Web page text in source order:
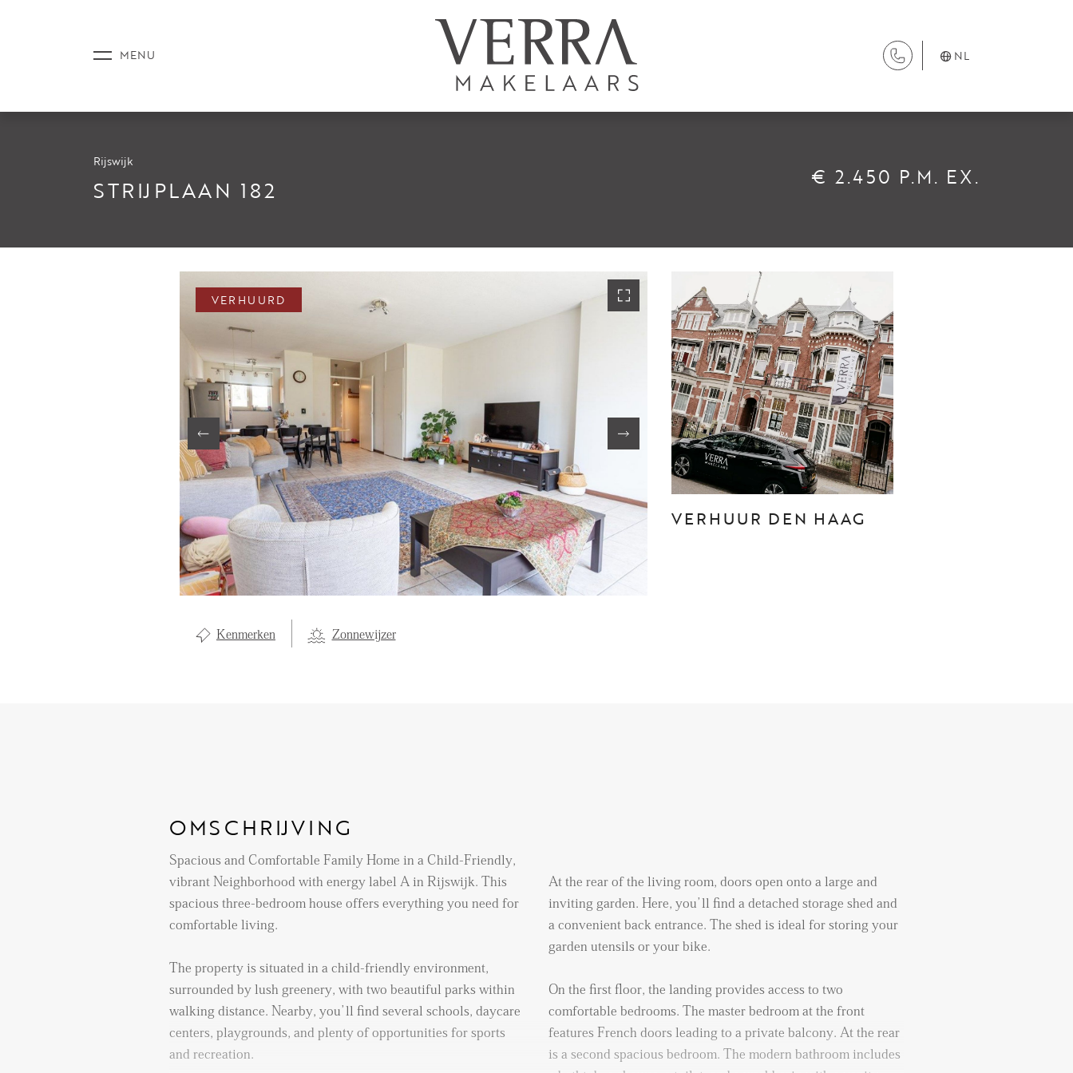
NL
Rijswijk
STRIJPLAAN 182 € 2.450 P.M. EX.
VERHUURD
Kenmerken Zonnewijzer
VERHUUR DEN HAAG
OMSCHRIJVING
Spacious and Comfortable Family Home in a Child-Friendly,
vibrant Neighborhood with energy label A in Rijswijk. This
spacious three-bedroom house offers everything you need for
comfortable living.
The property is situated in a child-friendly environment,
surrounded by lush greenery, with two beautiful parks within
walking distance. Nearby, you’ll find several schools, daycare
centers, playgrounds, and plenty of opportunities for sports
and recreation.
At the rear of the living room, doors open onto a large and
inviting garden. Here, you’ll find a detached storage shed and
a convenient back entrance. The shed is ideal for storing your
garden utensils or your bike.
On the first floor, the landing provides access to two
comfortable bedrooms. The master bedroom at the front
features French doors leading to a private balcony. At the rear
is a second spacious bedroom. The modern bathroom includes
AANBOD
DIENSTEN
NIEUWS
LOCAL LIFE
OVER ONS
CONTACT
Shortstay
Nieuwbouw
Verkocht
Verhuurd
Beheer
Verkoop
Nieuwbouw
OVER ONS
FAQ
Reviews
Werken bij
CONTACT
Den Haag
Hillegersberg
Rotterdam